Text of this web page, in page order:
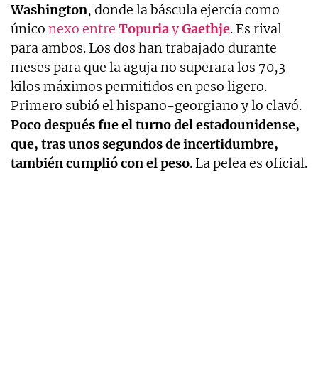
Washington, donde la báscula ejercía como
único nexo entre TopuriayGaethje. Es rival
para ambos. Los dos han trabajado durante
meses para que la aguja no superara los 70,3
kilos máximos permitidos en peso ligero.
Primero subió el hispano-georgiano y lo clavó.
Poco después fue el turno del estadounidense,
que, tras unos segundos de incertidumbre,
también cumplió con el peso. La pelea es oficial.